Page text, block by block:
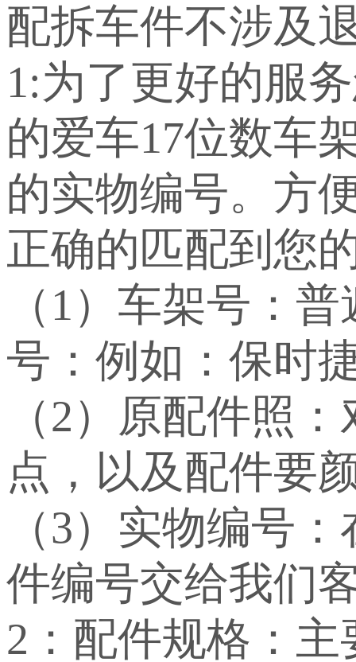
配拆车件不涉及
1:为了更好的服
的爱车17位数车
的实物编号。方
正确的匹配到您
（1）车架号：
号：例如：保时
（2）原配件照
点，以及配件要
（3）实物编号
件编号交给我们
2：配件规格：